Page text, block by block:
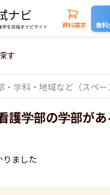
資料請求 無料
す
護学部の学部が
りました